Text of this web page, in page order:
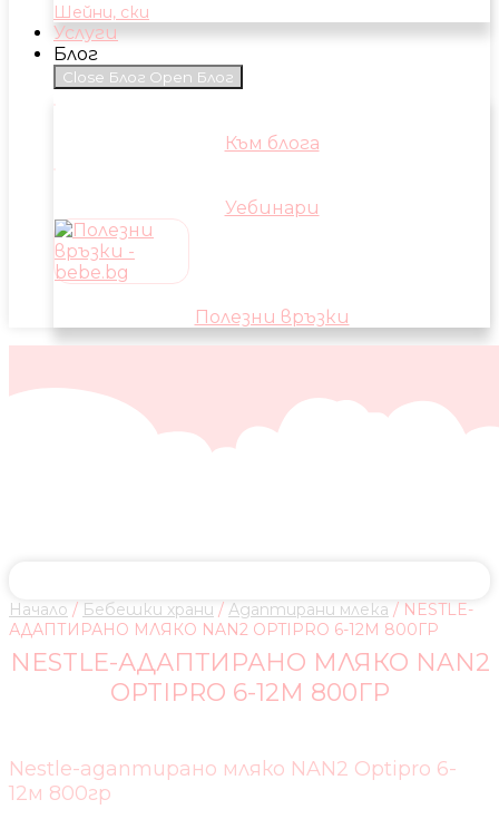
Шейни, ски
Услуги
Блог
Close Блог Open Блог
Към блога
Уебинари
Полезни връзки
Начало / Бебешки храни / Адаптирани млека / NESTLE-
АДАПТИРАНО МЛЯКО NAN2 OPTIPRO 6-12М 800ГР
NESTLE-АДАПТИРАНО МЛЯКО NAN2
OPTIPRO 6-12М 800ГР
Nestle-адаптирано мляко NAN2 Optipro 6-
12м 800гр